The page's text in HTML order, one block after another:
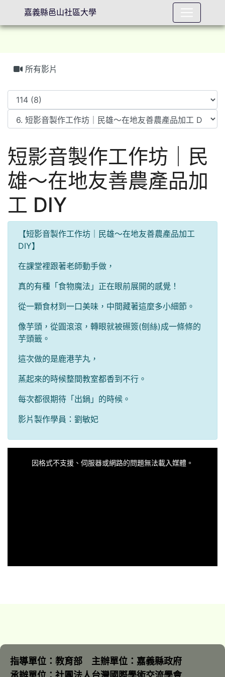
所有影片
短影音製作工作坊｜民
雄～在地友善農產品加
工 DIY
【短影音製作工作坊｜民雄～在地友善農產品加工
DIY】
在課堂裡跟著老師動手做，
真的有種「食物魔法」正在眼前展開的感覺！
從一顆食材到一口美味，中間藏著這麼多小細節。
像芋頭，從圓滾滾，轉眼就被礤簽(刨絲)成一條條的
芋頭籤。
這次做的是鹿港芋丸，
蒸起來的時候整間教室都香到不行。
每次都很期待「出鍋」的時候。
影片製作學員：劉敏妃
因格式不支援、伺服器或網路的問題無法載入媒體。
指導單位：教育部 主辦單位：嘉義縣政府
嘉義縣邑山社區大學